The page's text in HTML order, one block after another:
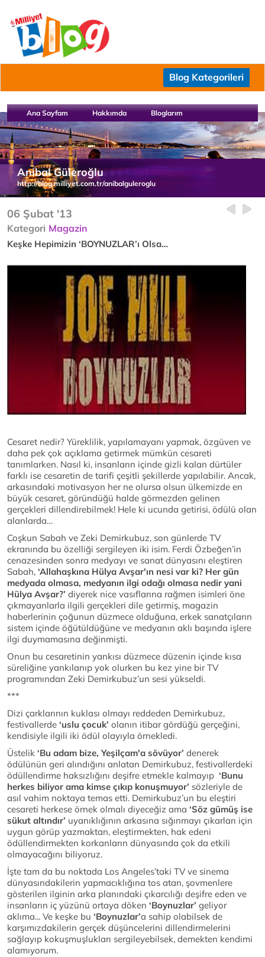
Blog Kategorileri
Ana Sayfam Hakkımda Bloglarım
Anibal Güleroğlu
http://blog.milliyet.com.tr/anibalguleroglu
06 Şubat '13
Kategori Magazin
Keşke Hepimizin ‘BOYNUZLAR’ı Olsa…
Cesaret nedir? Yüreklilik, yapılamayanı yapmak, özgüven ve
daha pek çok açıklama getirmek mümkün cesareti
tanımlarken. Nasıl ki, insanların içinde gizli kalan dürtüler
farklı ise cesaretin de tarifi çeşitli şekillerde yapılabilir. Ancak,
arkasındaki motivasyon her ne olursa olsun ülkemizde en
büyük cesaret, göründüğü halde görmezden gelinen
gerçekleri dillendirebilmek! Hele ki ucunda getirisi, ödülü olan
alanlarda…
Coşkun Sabah ve Zeki Demirkubuz, son günlerde TV
ekranında bu özelliği sergileyen iki isim. Ferdi Özbeğen’in
cenazesinden sonra medyayı ve sanat dünyasını eleştiren
Sabah, ‘Allahaşkına Hülya Avşar'ın nesi var ki? Her gün
medyada olmasa, medyanın ilgi odağı olmasa nedir yani
Hülya Avşar?’ diyerek nice vasıflarına rağmen isimleri öne
çıkmayanlarla ilgili gerçekleri dile getirmiş, magazin
haberlerinin çoğunun düzmece olduğuna, erkek sanatçıların
sistem içinde öğütüldüğüne ve medyanın aklı başında işlere
ilgi duymamasına değinmişti.
Onun bu cesaretinin yankısı düzmece düzenin içinde kısa
süreliğine yankılanıp yok olurken bu kez yine bir TV
programından Zeki Demirkubuz’un sesi yükseldi.
***
Dizi çarklarının kuklası olmayı reddeden Demirkubuz,
festivallerde ‘uslu çocuk’ olanın itibar gördüğü gerçeğini,
kendisiyle ilgili iki ödül olayıyla örnekledi.
Üstelik ‘Bu adam bize, Yeşilçam'a sövüyor’ denerek
ödülünün geri alındığını anlatan Demirkubuz, festivallerdeki
ödüllendirme haksızlığını deşifre etmekle kalmayıp ‘Bunu
herkes biliyor ama kimse çıkıp konuşmuyor’ sözleriyle de
asıl vahim noktaya temas etti. Demirkubuz’un bu eleştiri
cesareti herkese örnek olmalı diyeceğiz ama ‘Söz gümüş ise
sükut altındır’ uyanıklığının arkasına sığınmayı çıkarları için
uygun görüp yazmaktan, eleştirmekten, hak edeni
ödüllendirmekten korkanların dünyasında çok da etkili
olmayacağını biliyoruz.
İşte tam da bu noktada Los Angeles’taki TV ve sinema
dünyasındakilerin yapmacıklığına tos atan, şovmenlere
gösterilen ilginin arka planındaki çıkarcılığı deşifre eden ve
insanların iç yüzünü ortaya döken ‘Boynuzlar’ geliyor
aklıma... Ve keşke bu ‘Boynuzlar’a sahip olabilsek de
karşımızdakilerin gerçek düşüncelerini dillendirmelerini
sağlayıp kokuşmuşlukları sergileyebilsek, demekten kendimi
alamıyorum.